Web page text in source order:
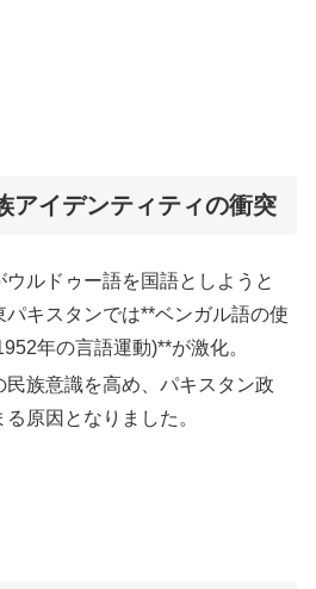
アイデンティティの衝突
ルドゥー語を国語としようと
パキスタンでは**ベンガル語の使
年の言語運動)**が激化。
民族意識を高め、パキスタン政
原因となりました。